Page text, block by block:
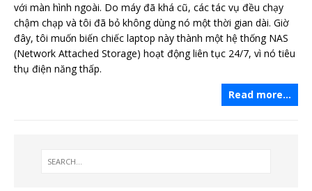
với màn hình ngoài. Do máy đã khá cũ, các tác vụ đều chạy
chậm chạp và tôi đã bỏ không dùng nó một thời gian dài. Giờ
đây, tôi muốn biến chiếc laptop này thành một hệ thống NAS
(Network Attached Storage) hoạt động liên tục 24/7, vì nó tiêu
thụ điện năng thấp.
Read more…